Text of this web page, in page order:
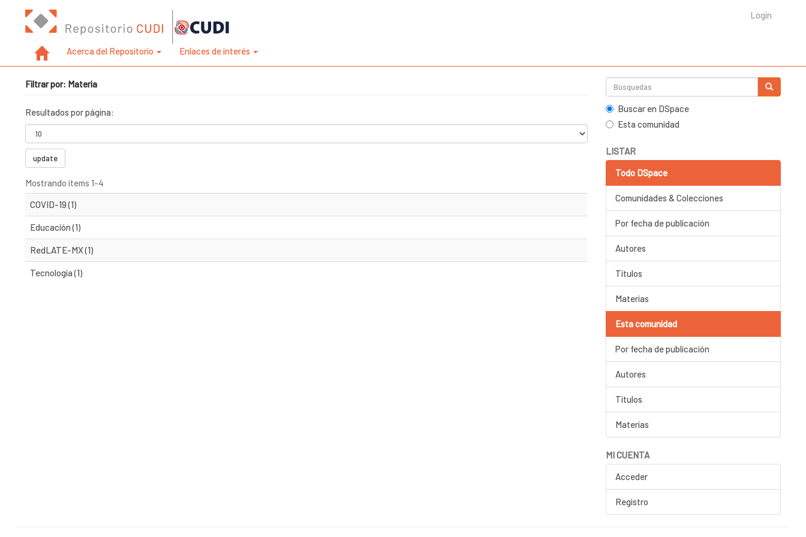
Login
Acerca del Repositorio Enlaces de interés
Filtrar por: Materia
Resultados por página:
update
Mostrando items 1-4
COVID-19 (1)
Educación (1)
RedLATE-MX (1)
Tecnología (1)
Buscar en DSpace
Esta comunidad
LISTAR
Todo DSpace
Comunidades & Colecciones
Por fecha de publicación
Autores
Títulos
Materias
Esta comunidad
Por fecha de publicación
Autores
Títulos
Materias
MI CUENTA
Acceder
Registro